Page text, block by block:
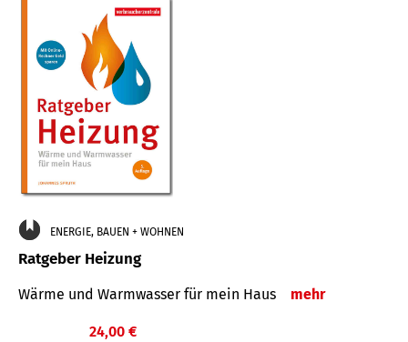
ENERGIE, BAUEN + WOHNEN
Ratgeber Heizung
Wärme und Warmwasser für mein Haus mehr
24,00 €